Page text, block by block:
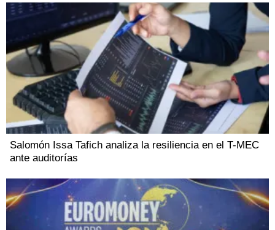
Salomón Issa Tafich analiza la resiliencia en el T-MEC
ante auditorías